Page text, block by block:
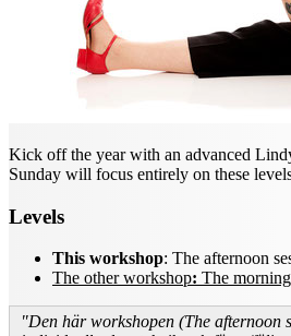
Kick off the year with an advanced
Sunday will focus entirely on these
Levels
This workshop: The afternoon
The other workshop: The
"Den här workshopen (The afternoon